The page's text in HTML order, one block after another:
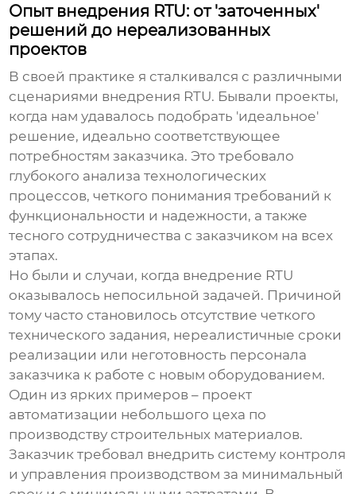
Опыт внедрения RTU: от 'заточенных'
решений до нереализованных
проектов
В своей практике я сталкивался с различными
сценариями внедрения RTU. Бывали проекты,
когда нам удавалось подобрать 'идеальное'
решение, идеально соответствующее
потребностям заказчика. Это требовало
глубокого анализа технологических
процессов, четкого понимания требований к
функциональности и надежности, а также
тесного сотрудничества с заказчиком на всех
этапах.
Но были и случаи, когда внедрение RTU
оказывалось непосильной задачей. Причиной
тому часто становилось отсутствие четкого
технического задания, нереалистичные сроки
реализации или неготовность персонала
заказчика к работе с новым оборудованием.
Один из ярких примеров – проект
автоматизации небольшого цеха по
производству строительных материалов.
Заказчик требовал внедрить систему контроля
и управления производством за минимальный